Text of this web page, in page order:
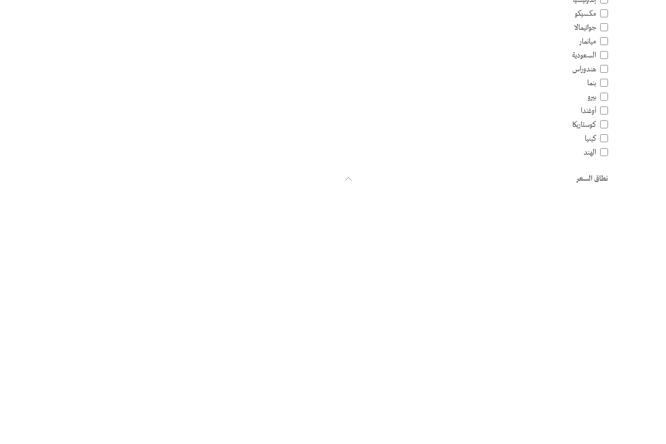
مكسيكو
جواتيمالا
ميانمار
السعودية
هندوراس
بنما
بيرو
أوغندا
كوستاريكا
كينيا
الهند
نطاق السعر